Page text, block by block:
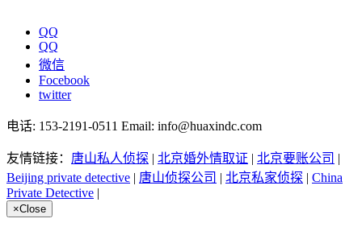
QQ
QQ
微信
Focebook
twitter
电话: 153-2191-0511 Email: info@huaxindc.com
友情链接： 唐山私人侦探 | 北京婚外情取证 | 北京要账公司 |
Beijing private detective | 唐山侦探公司 | 北京私家侦探 | China
Private Detective |
×Close